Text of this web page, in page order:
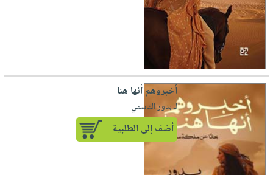
أخبروهم أنها هنا
لـ بدور القاسمي
أضف إلى الطلبية